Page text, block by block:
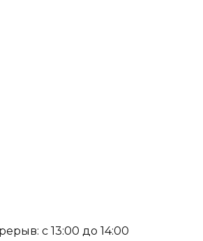
с 13:00 до 14:00